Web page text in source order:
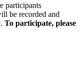
participants
be recorded and
To participate, please